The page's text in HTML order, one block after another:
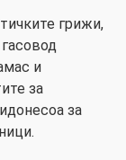
грижи,
и
за
за